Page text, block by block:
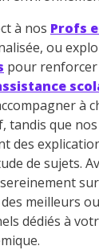
à nos Profs
ou
pour renforcer
à
tandis que nos
des
de sujets.
meilleurs
dédiés à